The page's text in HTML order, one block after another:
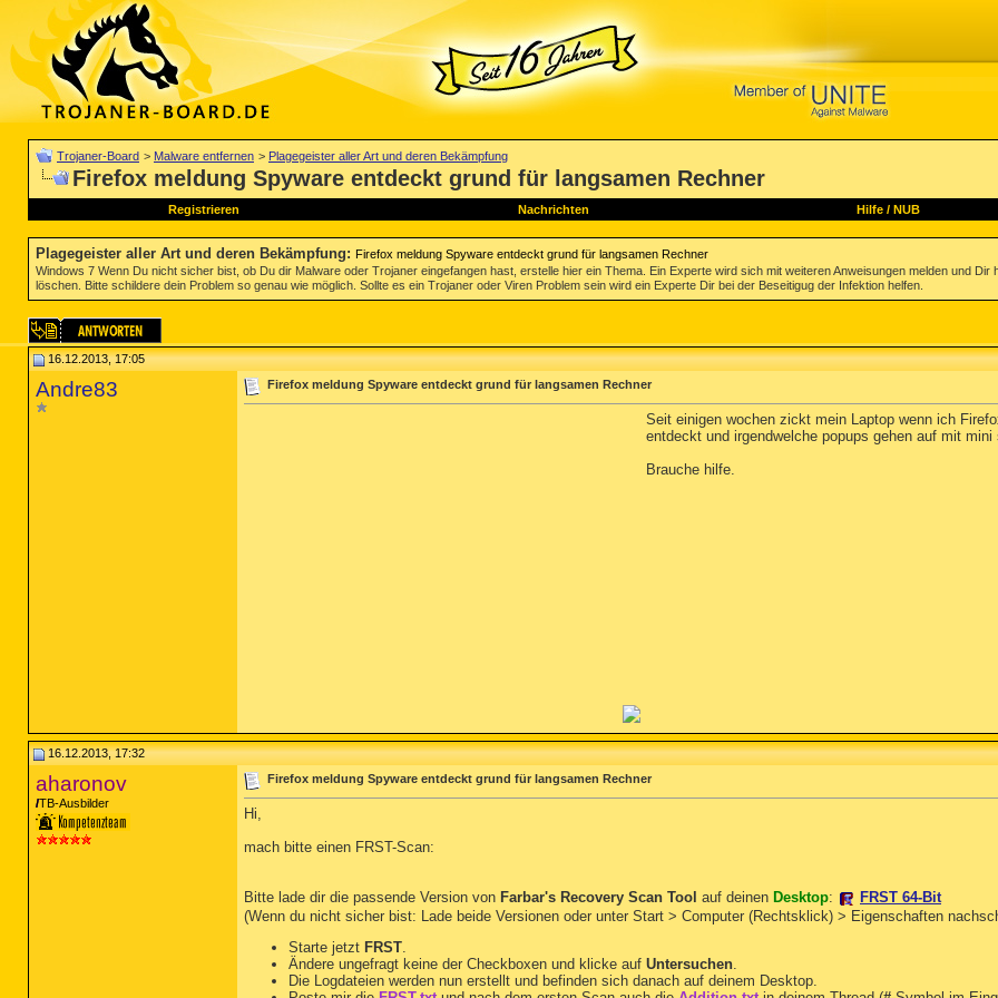
Trojaner-Board > Malware entfernen > Plagegeister aller Art und deren Bekämpfung
Firefox meldung Spyware entdeckt grund für langsamen Rechner
Registrieren Nachrichten Hilfe/ NUB
Plagegeister aller Art und deren Bekämpfung: Firefox meldung Spyware entdeckt grund für langsamen Rechner
Windows 7 Wenn Du nicht sicher bist, ob Du dir Malware oder Trojaner eingefangen hast, erstelle hier ein Thema. Ein Experte wird sich mit weiteren Anweisungen melden und
löschen. Bitte schildere dein Problem so genau wie möglich. Sollte es ein Trojaner oder Viren Problem sein wird ein Experte Dir bei der Beseitigug der Infektion helfen.
16.12.2013, 17:05
Andre83 Firefox meldung Spyware entdeckt grund für langsamen Rechner
Seit einigen wochen zickt mein Laptop wenn ich
entdeckt und irgendwelche popups gehen auf mit mini
Brauche hilfe.
16.12.2013, 17:32
aharonov
TB-Ausbilder
Firefox meldung Spyware entdeckt grund für langsamen Rechner
Hi,
mach bitte einen FRST-Scan:
Bitte lade dir die passende Version von Farbar's Recovery Scan Tool auf deinen Desktop:
FRST 64-Bit
(Wenn du nicht sicher bist: Lade beide Versionen oder unter Start > Computer (Rechtsklick) > Eigenschaften
Starte jetzt FRST.
Ändere ungefragt keine der Checkboxen und klicke auf Untersuchen.
Die Logdateien werden nun erstellt und befinden sich danach auf deinem Desktop.